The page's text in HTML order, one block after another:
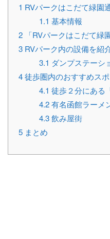
1 RVパークはこだて緑園
1.1 基本情報
2 「RVパークはこだて緑
3 RVパーク内の設備を紹
3.1 ダンプステーシ
4徒歩圏内のおすすめス
4.1 徒歩２分にある
4.2有名函館ラーメ
4.3飲み屋街
5 まとめ